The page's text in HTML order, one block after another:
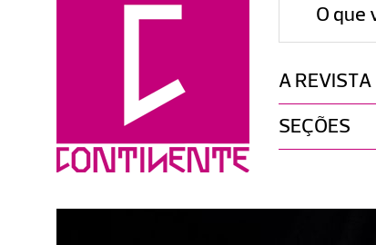
O que
A REVISTA
SEÇÕES